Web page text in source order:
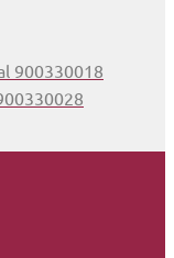
900330018